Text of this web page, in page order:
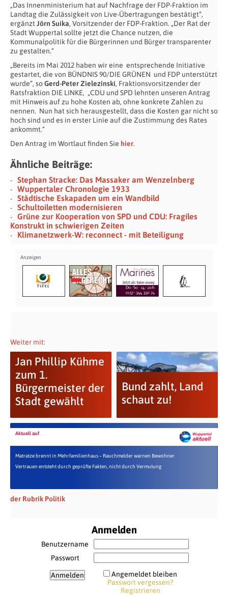
„Das Innenministerium hat auf Nachfrage der FDP-Fraktion im
Landtag die Zulässigkeit von Live-Übertragungen bestätigt“,
ergänzt Jörn Suika, Vorsitzender der FDP-Fraktion. „Der Rat der
Stadt Wuppertal sollte jetzt die Chance nutzen, die
Kommunalpolitik für die Bürgerinnen und Bürger transparenter
zu gestalten.“
„Bereits im Mai 2012 haben wir eine entsprechende Initiative
gestartet, die von BÜNDNIS 90/DIE GRÜNEN und FDP unterstützt
wurde“, soGerd-Peter Zielezinski, Fraktionsvorsitzender der
Ratsfraktion DIE LINKE, „CDU und SPD lehnten unseren Antrag
mit Hinweis auf zu hohe Kosten ab, ohne konkrete Zahlen zu
nennen. Nun hat sich herausgestellt, dass die Kosten gar nicht so
hoch sind und es in erster Linie auf die Zustimmung des Rates
ankommt.“
Den Antrag im Wortlaut finden Sie hier.
Ähnliche Beiträge:
Stephan Stracke: Das Massaker am Wenzelnberg
Wuppertaler Chronologie 1933
Städtische Eskapaden um ein Wandbild
Schultoiletten modernisieren
Grüne zur Kooperation von SPD und CDU: Fragiles
Konstrukt in schwierigen Zeiten
Klimanetzwerk-W: reconnect - mit Beteiligung
Weiter mit:
Jan Phillip Kühme
zum 1.
Bürgermeister der
Stadt gewählt
Bund zahlt, Land
schaut zu!
Aktuell auf
Matratze brennt in Mehrfamilienhaus – Rauchmelder warnen Bewohner
Vertrauen entsteht durch geprüfte Fakten, nicht durch Vermutung
der Rubrik Politik
Anmelden
Benutzername
Passwort
Angemeldet bleiben
Passwort vergessen?
Registrieren